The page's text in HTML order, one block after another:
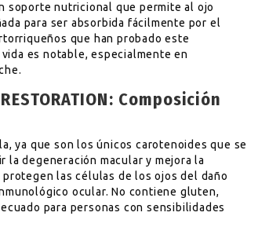
soporte nutricional que permite al ojo
para ser absorbida fácilmente por el
que han probado este
es notable, especialmente en
Composición
ya que son los únicos carotenoides que se
la degeneración macular y mejora la
las células de los ojos del daño
ocular. No contiene gluten,
para personas con sensibilidades